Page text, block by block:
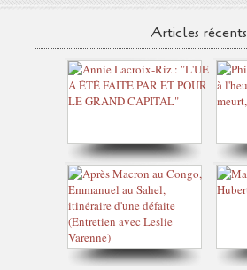
Articles récents